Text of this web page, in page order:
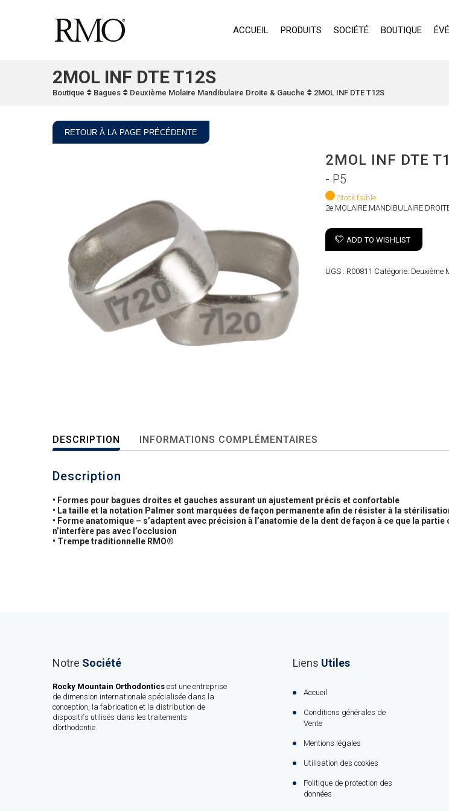
ACCUEIL PRODUITS SOCIÉTÉ BOUTIQUE
2MOL INF DTE T12S
Boutique Bagues Deuxième Molaire Mandibulaire Droite & Gauche 2MOL INF DTE T12S
RETOUR À LA PAGE PRÉCÉDENTE
2MOL INF DTE
- P5
Stock faible
2e MOLAIRE MANDIBULAIRE
ADD TO WISHLIST
UGS : R00811 Catégorie: Deuxième
DESCRIPTION INFORMATIONS COMPLÉMENTAIRES
Description
• Formes pour bagues droites et gauches assurant un ajustement précis et confortable
• La taille et la notation Palmer sont marquées de façon permanente afin de résister à la
• Forme anatomique – s’adaptent avec précision à l’anatomie de la dent de façon à ce que la
n’interfère pas avec l’occlusion
• Trempe traditionnelle RMO®
Notre Société
Rocky Mountain Orthodontics est une entreprise
de dimension internationale spécialisée dans la
conception, la fabrication et la distribution de
dispositifs utilisés dans les traitements
d’orthodontie.
Liens Utiles
Accueil
Conditions générales de
Vente
Mentions légales
Utilisation des cookies
Politique de protection des
données